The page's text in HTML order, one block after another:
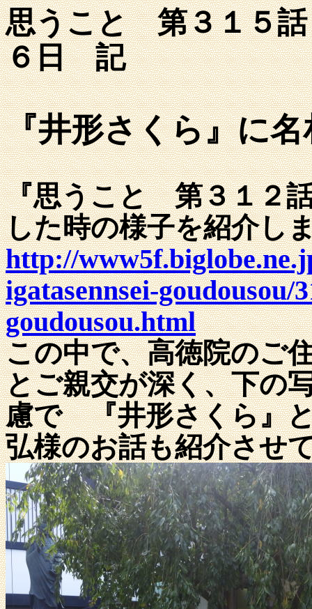
思うこと 第３１５話
６日 記
『井形さくら』に
『思うこと 第３１２
した時の様子を紹介し
http://
igatasennsei-goudousou/
goudousou.html
この中で、高徳院のご
とご親交が深く、下の
慮で 『井形さくら』
弘様のお話も紹介させ